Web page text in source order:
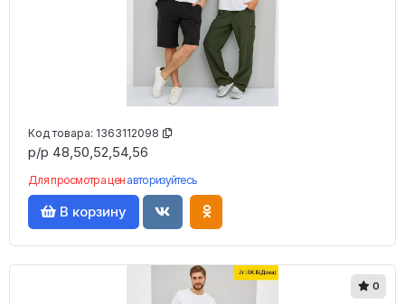
Код товара: 1363112098
р/р 48,50,52,54,56
Для просмотра цен авторизуйтесь
В корзину
0